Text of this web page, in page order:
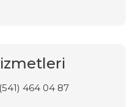
464 04 87